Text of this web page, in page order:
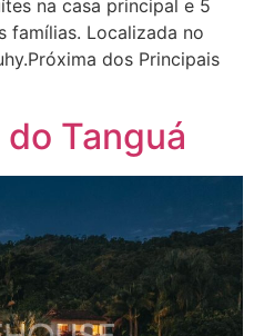
na casa principal e 5
famílias. Localizada no
dos Principais
Tanguá